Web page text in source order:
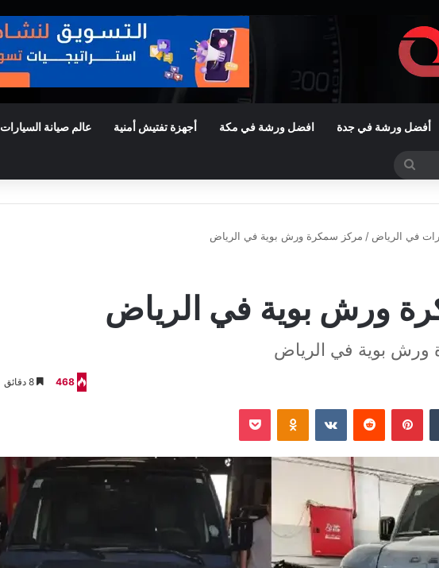
أفضل ورشة في جدة افضل ورشة في مكة أجهزة تفتيش أمنية عالم صيانة السيارات
في الرياض / مركز سمكرة ورش بوية في الرياض
ورش بوية في الرياض
بوية في الرياض
468
بينتيريست